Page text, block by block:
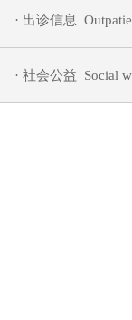
· 出诊信息
· 社会公益 Social